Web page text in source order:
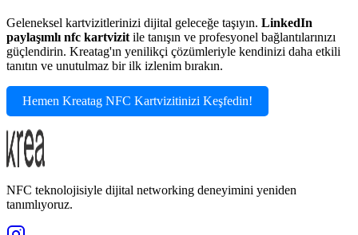
Geleneksel kartvizitlerinizi dijital geleceğe taşıyın. LinkedIn
paylaşımlı nfc kartvizit ile tanışın ve profesyonel bağlantılarınızı
güçlendirin. Kreatag'ın yenilikçi çözümleriyle kendinizi daha etkili
tanıtın ve unutulmaz bir ilk izlenim bırakın.
Hemen Kreatag NFC Kartvizitinizi Keşfedin!
NFC teknolojisiyle dijital networking deneyimini yeniden
tanımlıyoruz.